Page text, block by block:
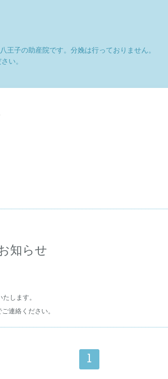
王子の助産院です。分娩は行っておりません。
い。
知らせ
します。
連絡ください。
1